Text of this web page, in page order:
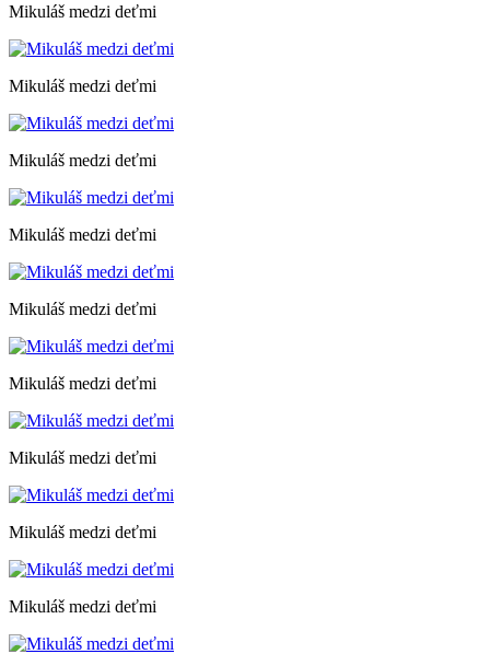
Mikuláš medzi deťmi
Mikuláš medzi deťmi
Mikuláš medzi deťmi
Mikuláš medzi deťmi
Mikuláš medzi deťmi
Mikuláš medzi deťmi
Mikuláš medzi deťmi
Mikuláš medzi deťmi
Mikuláš medzi deťmi